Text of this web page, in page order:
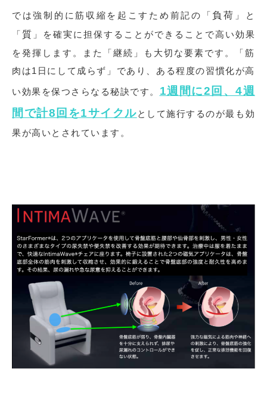
では強制的に筋収縮を起こすため前記の「 負荷 」と
「 質 」を確実に担保することができることで高い効果
を発揮します。また「継続」も大切な要素です。「筋
肉は1日にして成らず」であり、ある程度の習慣化が高
い効果を保つさらなる秘訣です。 1週間に2回、4週
間で計8回を1サイクルとして施行するのが最も効
果が高いとされています。